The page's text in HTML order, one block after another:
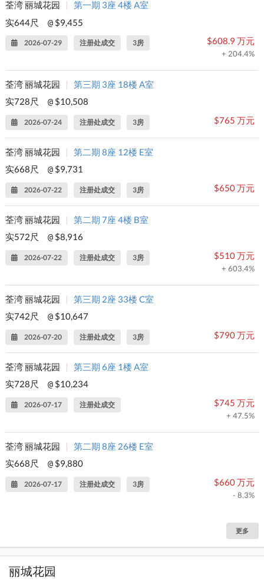
荃湾 丽城花园
第一期 3座 4楼 A室
实644尺
@ $9,455
2026-07-29 注册处成交 3房 $608.9 万元
+ 204.4%
荃湾 丽城花园 |
第三期 3座 18楼 A室
实728尺
@ $10,508
2026-07-24 注册处成交 3房 $765 万元
荃湾 丽城花园 |
第二期 8座 12楼 E室
实668尺
@ $9,731
2026-07-22 注册处成交 3房 $650 万元
荃湾 丽城花园 |
第二期 7座 4楼 B室
实572尺
@ $8,916
2026-07-22 注册处成交 3房 $510 万元
+ 603.4%
荃湾 丽城花园 |
第三期 2座 33楼 C室
实742尺
@ $10,647
2026-07-20 注册处成交 3房 $790 万元
荃湾 丽城花园 |
第三期 6座 1楼 A室
实728尺
@ $10,234
2026-07-17 注册处成交 $745 万元
+ 47.5%
荃湾 丽城花园 |
第二期 8座 26楼 E室
实668尺
@ $9,880
2026-07-17 注册处成交 3房 $660 万元
- 8.3%
更多
丽城花园